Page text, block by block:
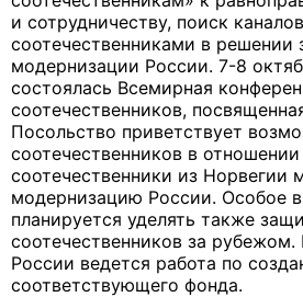
и сотрудничеству, поиск
соотечественниками в решении
модернизации России. 7-8
состоялась Всемирная
соотечественников,
Посольство приветствует
соотечественников в
соотечественники из Норвегии
модернизацию России. Особое
планируется уделять также
соотечественников за рубежом.
России ведется работа по
соответствующего фонда.